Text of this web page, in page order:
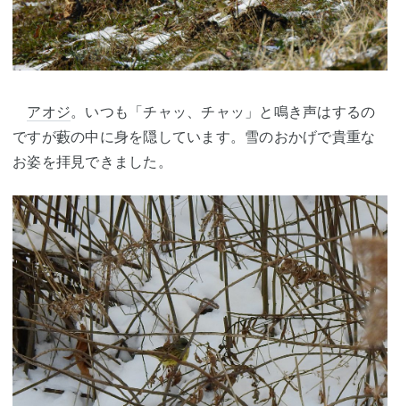
アオジ。いつも「チャッ、チャッ」と鳴き声はするの
ですが藪の中に身を隠しています。雪のおかげで貴重な
お姿を拝見できました。